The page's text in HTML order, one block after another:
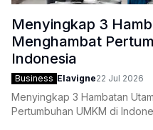
Menyingkap 3
Menghambat
Indonesia
Business Elavigne22 Jul 2026
Menyingkap 3 Hambatan
Pertumbuhan UMKM di